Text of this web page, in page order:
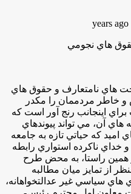
هاي نجومي
هاي نامتعارف و حقوق هاي
خاطر مردممان را مكدر
اينجانب رنج آور است كه
آن، مي تواند پيوندهاي
كه حياتي تازه به جامعه
خداي ناكرده استواري رابطه
همين راستا، به محض طرح
از تمايز ميان مطالبه
سياسي غير عدالت­خواهانه،